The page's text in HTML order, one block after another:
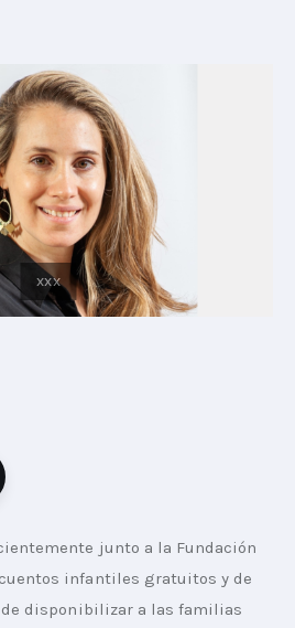
DE LOS MIEMBROS
junto a la Fundación
infantiles gratuitos y de
disponibilizar a las familias